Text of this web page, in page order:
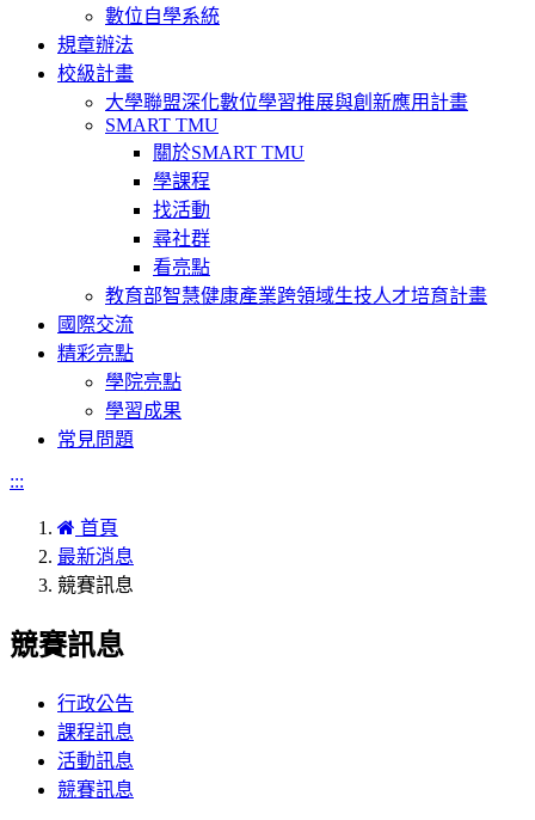
數位自學系統
規章辦法
校級計畫
大學聯盟深化數位學習推展與創新應用計畫
SMART TMU
關於SMART TMU
學課程
找活動
尋社群
看亮點
教育部智慧健康產業跨領域生技人才培育計畫
國際交流
精彩亮點
學院亮點
學習成果
常見問題
:::
首頁
最新消息
競賽訊息
競賽訊息
行政公告
課程訊息
活動訊息
競賽訊息